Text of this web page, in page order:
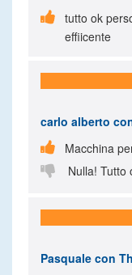
 tutto ok
effiicente
carlo alberto

Macchina

Nulla! Tutto
Pasquale con